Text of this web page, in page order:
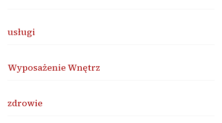
usługi
Wyposażenie Wnętrz
zdrowie